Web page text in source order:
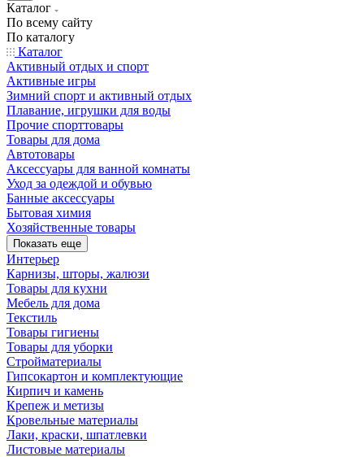
Каталог
По всему сайту
По каталогу
Каталог
Активный отдых и спорт
Активные игры
Зимний спорт и активный отдых
Плавание, игрушки для воды
Прочие спорттовары
Товары для дома
Автотовары
Аксессуары для ванной комнаты
Уход за одеждой и обувью
Банные аксессуары
Бытовая химия
Хозяйственные товары
Показать еще
Интерьер
Карнизы, шторы, жалюзи
Товары для кухни
Мебель для дома
Текстиль
Товары гигиены
Товары для уборки
Стройматериалы
Гипсокартон и комплектующие
Кирпич и камень
Крепеж и метизы
Кровельные материалы
Лаки, краски, шпатлевки
Листовые материалы